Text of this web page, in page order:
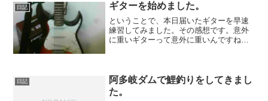
日記 ギターを始めました。
ということで、本日届いたギターを早速
練習してみました。その感想です。意外
に重いギターって意外に重いんですね。
チューナーには一応正しく...
日記
阿多岐ダムで鯉釣りをしてきまし
た。